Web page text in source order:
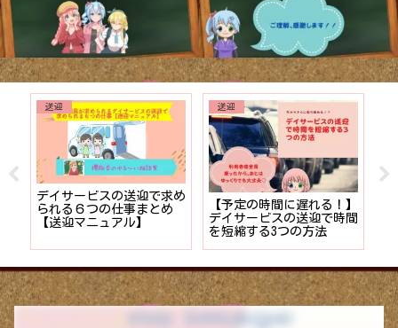
送迎
デイサービスの送迎で求め
られる６つの仕事まとめ
【送迎マニュアル】
送迎
【予定の時間に遅れる！】
デイサービスの送迎で時間
を短縮する3つの方法